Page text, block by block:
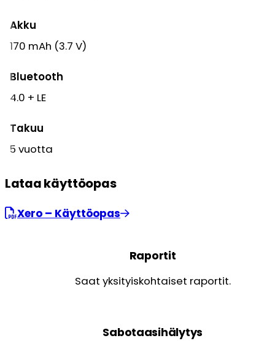
Akku
170 mAh (3.7 V)
Bluetooth
4.0 + LE
Takuu
5 vuotta
Lataa käyttöopas
Xero – Käyttöopas
Raportit
Saat yksityiskohtaiset raportit.
Sabotaasihälytys